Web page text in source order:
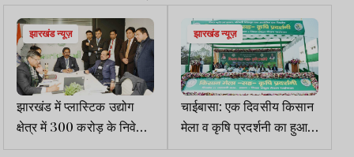
झारखंड न्यूज़
झारखंड में प्लास्टिक उद्योग
क्षेत्र में 300 करोड़ के निवेश
का प्रस्ताव
झारखंड न्यूज़
चाईबासा: एक दिवसीय किसान
मेला व कृषि प्रदर्शनी का हुआ
आयोजन, मंत्री,सांसद ने की